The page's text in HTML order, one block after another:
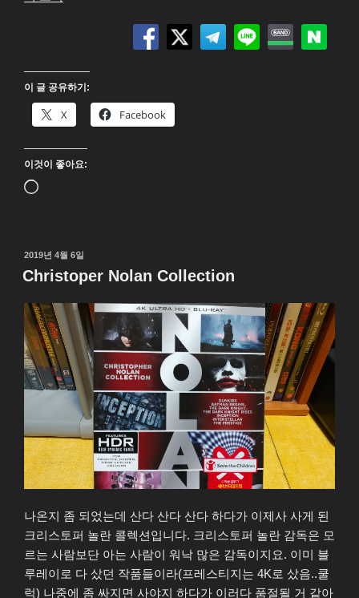
렛
데
어
비
카
니
THERE
BE
CARNAGE)
4K
UHD
Blu-
ray”
이 글 공유하기:
X Facebook
이것이 좋아요:
로
작
성
일
2019년 4월 6일
Christoper Nolan Collection
나온지 좀 되었는데 산다 산다 산다 하다가 이제사 사게 된
크리스토퍼 놀란 콜렉션입니다. 크리스토퍼 놀란 감독은 모
르는 사람보단 아는 사람이 워낙 많은 감독이지요. 이미 블
루레이로 다 샀던 작품들이라(프레스티지는 4K로 샀음..쿨
럭) 나중에 좀 싸지면 사야지 하다가 이러다 품절될 거 같아